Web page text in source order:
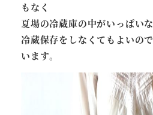
もなく
夏場の冷蔵庫の中がいっぱい
冷蔵保存をしなくてもよいの
います。